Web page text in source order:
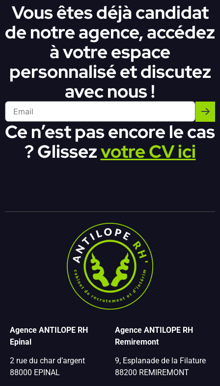
Vous êtes déjà candidat
de notre agence, accédez
à votre espace
personnalisé et discutez
avec nous !
Ce n’est pas encore le cas
? Glissezvotre CV ici
Agence ANTILOPE RH
Epinal
2 rue du char d’argent
88000 EPINAL
Agence ANTILOPE RH
Remiremont
9, Esplanade de la Filature
88200 REMIREMONT